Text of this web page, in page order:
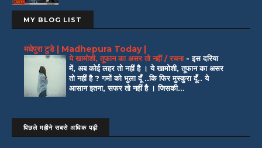
MY BLOG LIST
मधेपुरा टुडे | Madhepura Today |
ये खामोशी, तूफान का असर तो नहीं / रचना -इस दरिया
में, अब कोई लहर तो नहीं है । ये खामोशी, तूफान का असर
तो नहीं है ? गमों को भुला दूँ ..कि फिर मुस्कुरा दूँ.. ये
आसान इतना, सफर तो नहीं है । जिसकी...
पिछले महीने सबसे अधिक पढ़ी